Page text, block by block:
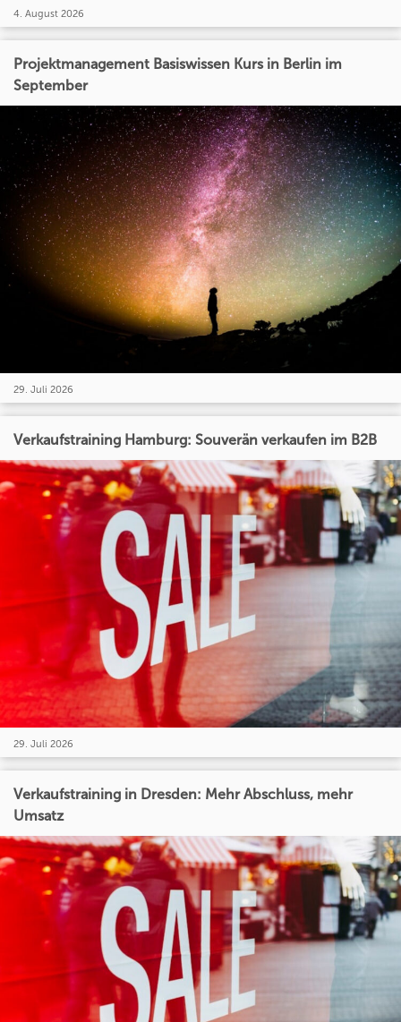
4. August 2026
Projektmanagement Basiswissen Kurs in Berlin im
September
29. Juli 2026
Verkaufstraining Hamburg: Souverän verkaufen im B2B
29. Juli 2026
Verkaufstraining in Dresden: Mehr Abschluss, mehr
Umsatz